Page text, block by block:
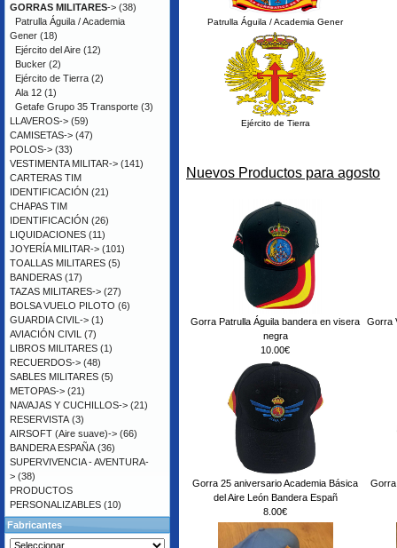
Patrulla Águila / Academia Gener
Ejército de Tierra
Nuevos Productos para agosto
Gorra Patrulla Águila bandera en visera
negra
10.00€
Gorra
Gorra 25 aniversario Academia Básica
del Aire León Bandera Españ
8.00€
GORRAS MILITARES-> (38)
Patrulla Águila / Academia
Gener (18)
Ejército del Aire (12)
Bucker (2)
Ejército de Tierra (2)
Ala 12 (1)
Getafe Grupo 35 Transporte (3)
LLAVEROS-> (59)
CAMISETAS-> (47)
POLOS-> (33)
VESTIMENTA MILITAR-> (141)
CARTERAS TIM
IDENTIFICACIÓN (21)
CHAPAS TIM
IDENTIFICACIÓN (26)
LIQUIDACIONES (11)
JOYERÍA MILITAR-> (101)
TOALLAS MILITARES (5)
BANDERAS (17)
TAZAS MILITARES-> (27)
BOLSA VUELO PILOTO (6)
GUARDIA CIVIL-> (1)
AVIACIÓN CIVIL (7)
LIBROS MILITARES (1)
RECUERDOS-> (48)
SABLES MILITARES (5)
METOPAS-> (21)
NAVAJAS Y CUCHILLOS-> (21)
RESERVISTA (3)
AIRSOFT (Aire suave)-> (66)
BANDERA ESPAÑA (36)
SUPERVIVENCIA - AVENTURA-
> (38)
PRODUCTOS
PERSONALIZABLES (10)
Fabricantes